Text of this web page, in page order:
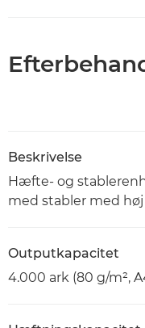
Beskrivelse
Hæfte- og
med stabler med
Outputkapacitet
4.000 ark (80 g/m²,